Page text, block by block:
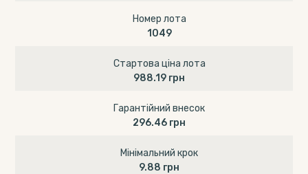
Номер лота
1049
Стартова ціна лота
988.19 грн
Гарантійний внесок
296.46 грн
Мінімальний крок
9.88 грн